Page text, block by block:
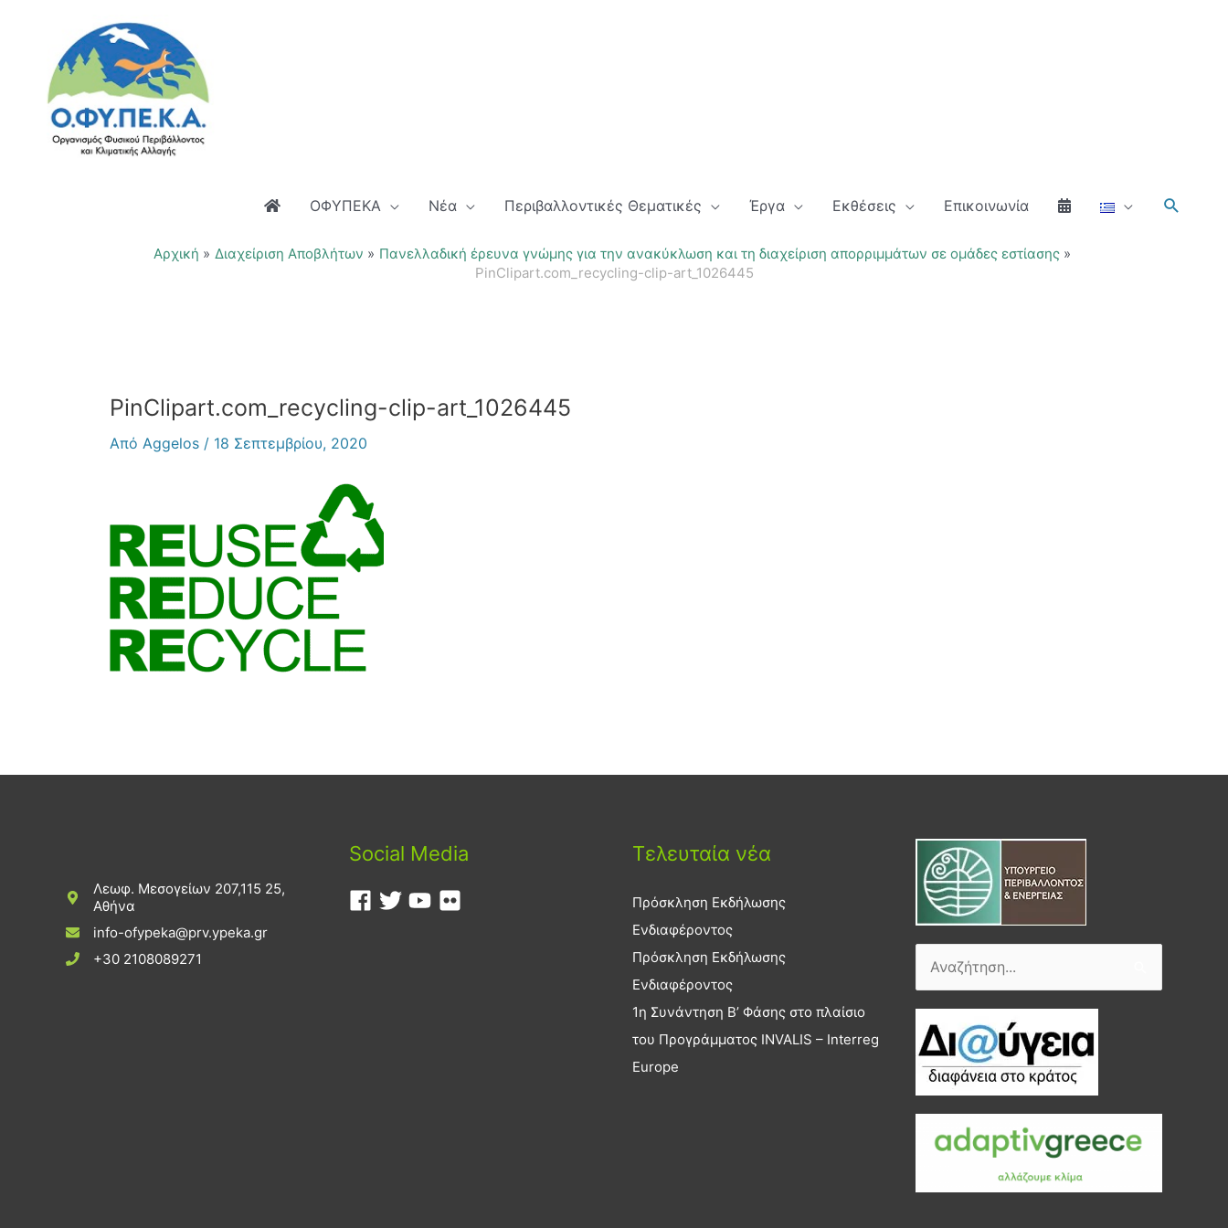
περιεχόμενο
ΟΦΥΠΕΚΑ Νέα Περιβαλλοντικές Θεματικές Έργα Εκθέσεις Επικοινωνία
Αρχική Διαχείριση Αποβλήτων
Πανελλαδική έρευνα γνώμης για την ανακύκλωση και τη διαχείριση απορριμμάτων σε ομάδες εστίασης
PinClipart.com_recycling-clip-art_1026445
PinClipart.com_recycling-clip-art_1026445
Από Aggelos / 18 Σεπτεμβρίου, 2020
Λεωφ. Μεσογείων 207,115 25,
Αθήνα
info-ofypeka@prv.ypeka.gr
+30 2108089271
Social Media Τελευταία νέα
Πρόσκληση Εκδήλωσης
Ενδιαφέροντος
Πρόσκληση Εκδήλωσης
Ενδιαφέροντος
1η Συνάντηση Β’ Φάσης στο πλαίσιο
του Προγράμματος INVALIS – Interreg
Europe
Αναζήτηση